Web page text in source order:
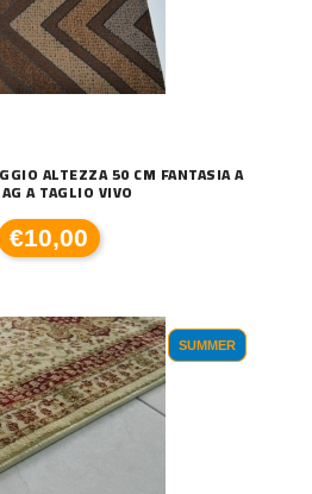
ALTEZZA 50 CM FANTASIA A
A TAGLIO VIVO
€10,00
SUMMER